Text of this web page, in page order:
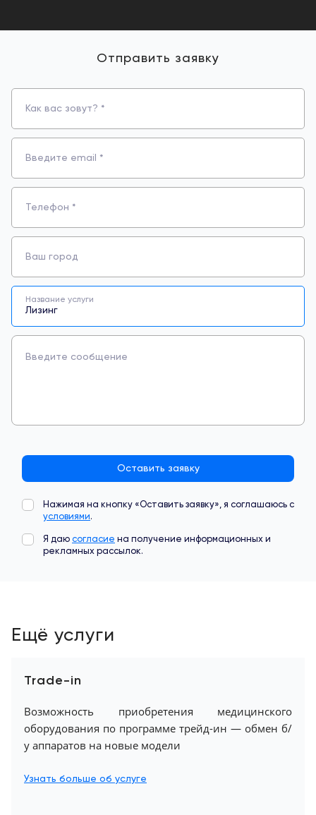
Отправить заявку
Как вас зовут? *
Введите email *
Телефон *
Ваш город
Название услуги
Введите сообщение
Оставить заявку
Нажимая на кнопку «Оставить заявку», я соглашаюсь с
условиями.
Я даю согласие на получение информационных и
рекламных рассылок.
Ещё услуги
Trade-in
Возможность приобретения медицинского
оборудования по программе трейд-ин — обмен б/
у аппаратов на новые модели
Узнать больше об услуге